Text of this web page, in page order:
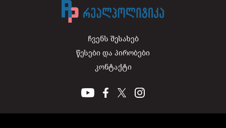
ჩვენს შესახებ
წესები და პირობები
კონტაქტი